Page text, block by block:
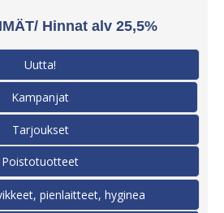
Hinnat alv 25,5%
Uutta!
Kampanjat
Tarjoukset
Poistotuotteet
pienlaitteet, hyginea